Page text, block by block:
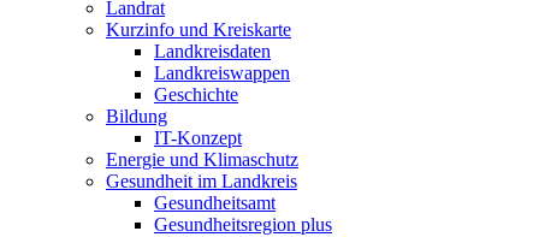
Landrat
Kurzinfo und Kreiskarte
Landkreisdaten
Landkreiswappen
Geschichte
Bildung
IT-Konzept
Energie und Klimaschutz
Gesundheit im Landkreis
Gesundheitsamt
Gesundheitsregion plus